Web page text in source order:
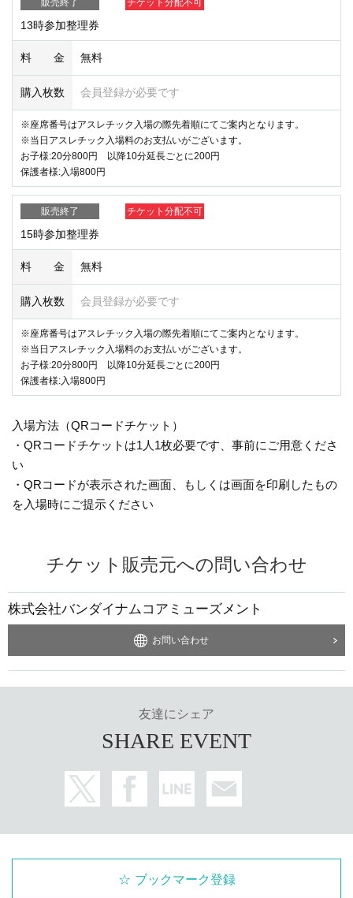
動画につきましてはSNS・インターネットへのアップを禁止させて頂い
ております。
※撮影時お子様がお揃いでない場合は順番を前後してのご案内、もしく
撮影に参加されるお子様は必ずお座席に座っていただきますよう保護者
【ご入場について】
入場受付の際にご予約チケットのQR画面をご提示ください。
当日は受付が混雑する可能性がございます。お時間通りにご案内できな
い場合がございます。
整理券の番号が前後する可能性がございます。予めご了承をお願い致し
ます。
キャンセル専用フォーム https://forms.office.com/r/C0U3yxipQK
大人の付き添いのないお子様、大人の方のみのご入場はご遠慮いただい
ております。
撮影会参加にはウルトラアスレチックのご利用料金
また以下の場合はご入場をお断りする場合がございます。あらかじめご
了承お願い致します。
・自立歩行が可能ではないお子様のみご入場の場合
・その他スタッフが安全を確保できないと判断した場合
ご入場に際しましてご不安・ご不明な点がございましたら、店舗までお
問い合わせください。
13時参加整理券
料 金 無料
購入枚数 会員登録が必要です
※座席番号はアスレチック入場の際先着順にてご案内となります。
※当日アスレチック入場料のお支払いがございます。
お子様:20分800円 以降10分延長ごとに200円
保護者様:入場800円
販売終了 チケット分配不可
15時参加整理券
料 金 無料
購入枚数 会員登録が必要です
※座席番号はアスレチック入場の際先着順にてご案内となります。
※当日アスレチック入場料のお支払いがございます。
お子様:20分800円 以降10分延長ごとに200円
保護者様:入場800円
入場方法（QRコードチケット）
・QRコードチケットは1人1枚必要です、事前にご用意くださ
い
・QRコードが表示された画面、もしくは画面を印刷したもの
を入場時にご提示ください
チケット販売元への問い合わせ
株式会社バンダイナムコアミューズメント
お問い合わせ
友達にシェア
SHARE EVENT
ブックマーク登録